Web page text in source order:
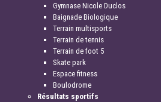
Gymnase Nicole Duclos
Baignade Biologique
Terrain multisports
Terrain de tennis
Terrain de foot 5
Skate park
Espace fitness
Boulodrome
Résultats sportifs